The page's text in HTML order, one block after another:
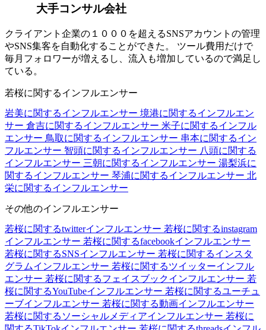
大手コンサル会社
クライアント企業の１０００を超えるSNSアカウントの管理
やSNS集客を自動化することができた。 ツール費用だけで
毎月フォロワーが増えるし、流入も増加しているので満足し
ている。
若桜に関するインフルエンサー
岩美に関するインフルエンサー 境港に関するインフルエン
サー 倉吉に関するインフルエンサー 米子に関するインフル
エンサー 鳥取に関するインフルエンサー 串本に関するイン
フルエンサー 智頭に関するインフルエンサー 八頭に関する
インフルエンサー 三朝に関するインフルエンサー 湯梨浜に
関するインフルエンサー 琴浦に関するインフルエンサー 北
栄に関するインフルエンサー
その他のインフルエンサー
若桜に関するtwitterインフルエンサー 若桜に関するinstagram
インフルエンサー 若桜に関するfacebookインフルエンサー
若桜に関するSNSインフルエンサー 若桜に関するインスタ
グラムインフルエンサー 若桜に関するツイッターインフル
エンサー 若桜に関するフェイスブックインフルエンサー 若
桜に関するYouTubeインフルエンサー 若桜に関するユーチュ
ーブインフルエンサー 若桜に関する動画インフルエンサー
若桜に関するソーシャルメディアインフルエンサー 若桜に